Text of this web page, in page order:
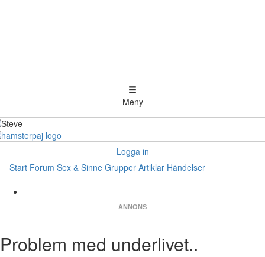
Meny
Logga in
Start Forum Sex & Sinne Grupper Artiklar Händelser
ANNONS
Problem med underlivet..